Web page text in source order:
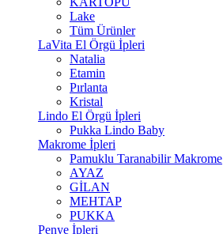
Lake
Tüm Ürünler
LaVita El Örgü İpleri
Natalia
Etamin
Pırlanta
Kristal
Lindo El Örgü İpleri
Pukka Lindo Baby
Makrome İpleri
Pamuklu Taranabilir Makrome
AYAZ
GİLAN
MEHTAP
PUKKA
Penye İpleri